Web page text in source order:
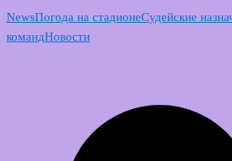
NewsПогода на стадионеСудейские
командНовости